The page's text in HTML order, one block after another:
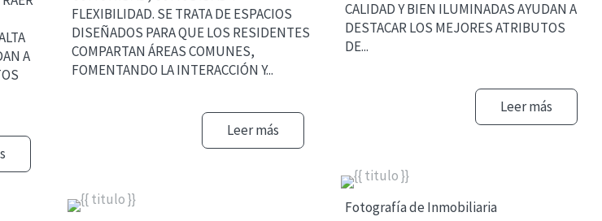
FLEXIBILIDAD. SE TRATA DE ESPACIOS
DISEÑADOS PARA QUE LOS RESIDENTES
COMPARTAN ÁREAS COMUNES,
FOMENTANDO LA INTERACCIÓN Y...
Leer más
CALIDAD Y BIEN ILUMINADAS AYUDAN A
DESTACAR LOS MEJORES ATRIBUTOS
DE...
Leer más
A
Fotografía de Inmobiliaria